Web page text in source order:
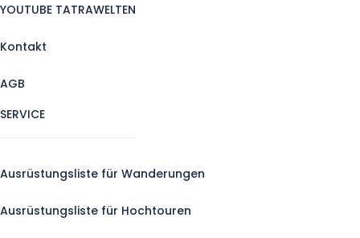
YOUTUBE TATRAWELTEN
Kontakt
AGB
SERVICE
Ausrüstungsliste für Wanderungen
Ausrüstungsliste für Hochtouren